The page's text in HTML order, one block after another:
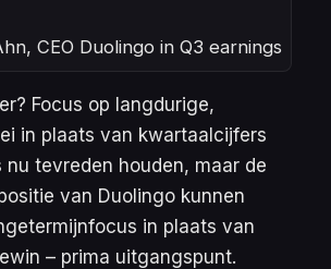
CEO Duolingo in Q3 earnings
Focus op langdurige,
in plaats van kwartaalcijfers
nu tevreden houden, maar de
van Duolingo kunnen
in plaats van
– prima uitgangspunt.